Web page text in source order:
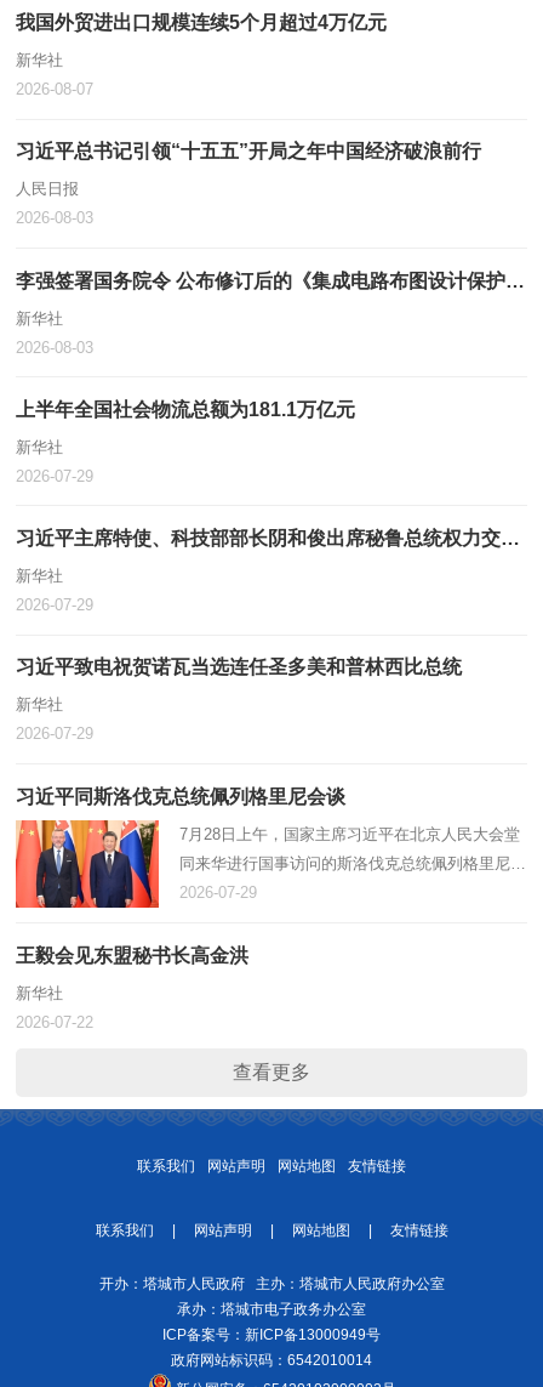
我国外贸进出口规模连续5个月超过4万亿元
新华社
2026-08-07
习近平总书记引领“十五五”开局之年中国经济破浪前行
人民日报
2026-08-03
李强签署国务院令 公布修订后的《集成电路布图设计保护条例》
新华社
2026-08-03
上半年全国社会物流总额为181.1万亿元
新华社
2026-07-29
习近平主席特使、科技部部长阴和俊出席秘鲁总统权力交接仪式
新华社
2026-07-29
习近平致电祝贺诺瓦当选连任圣多美和普林西比总统
新华社
2026-07-29
习近平同斯洛伐克总统佩列格里尼会谈
7月28日上午，国家主席习近平在北京人民大会堂
同来华进行国事访问的斯洛伐克总统佩列格里尼举
行会谈。新华社记者 李响 摄 新华社北京7月28日
在北京人民大会堂同来华…
2026-07-29
王毅会见东盟秘书长高金洪
新华社
2026-07-22
查看更多
联系我们 网站声明 网站地图 友情链接
联系我们 网站声明 网站地图 友情链接
开办：塔城市人民政府 主办：塔城市人民政府办公室
承办：塔城市电子政务办公室
ICP备案号： 新ICP备13000949号
政府网站标识码：6542010014